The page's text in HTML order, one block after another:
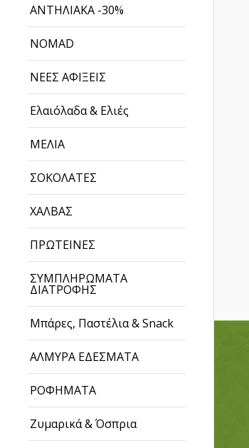
ΑΝΤΗΛΙΑΚΑ -30%
NOMAD
ΝΕΕΣ ΑΦΙΞΕΙΣ
Ελαιόλαδα & Ελιές
ΜΕΛΙΑ
ΣΟΚΟΛΑΤΕΣ
ΧΑΛΒΑΣ
ΠΡΩΤΕΙΝΕΣ
ΣΥΜΠΛΗΡΩΜΑΤΑ
ΔΙΑΤΡΟΦΗΣ
Μπάρες, Παστέλια & Snack
ΑΛΜΥΡΑ ΕΔΕΣΜΑΤΑ
ΡΟΦΗΜΑΤΑ
Ζυμαρικά & Όσπρια